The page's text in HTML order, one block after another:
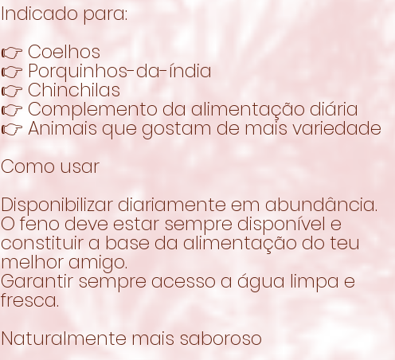
Indicado para:
👉 Coelhos
👉 Porquinhos-da-índia
👉 Chinchilas
👉 Complemento da alimentação diária
👉 Animais que gostam de mais variedade
Como usar
Disponibilizar diariamente em abundância.
O feno deve estar sempre disponível e
constituir a base da alimentação do teu
melhor amigo.
Garantir sempre acesso a água limpa e
fresca.
Naturalmente mais saboroso